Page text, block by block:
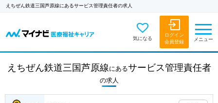
えちぜん鉄道三国芦原線にあるサービス管理責任者の求人
気になる
ログイン
会員登録
メニュー
えちぜん鉄道三国芦原線 にあるサービス管理責任者
の求人